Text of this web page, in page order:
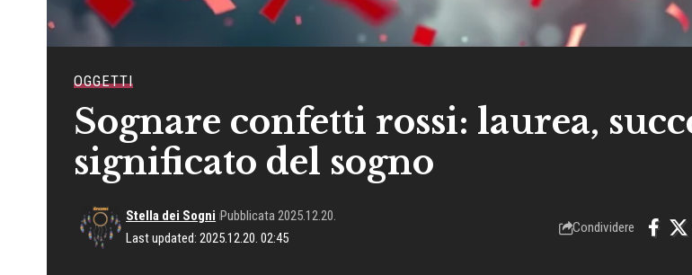
OGGETTI
Sognare confetti rossi: laurea,
significato del sogno
Last updated: 2025.12.20. 02:45
Stella dei Sogni Pubblicata 2025.12.20.
Condividere